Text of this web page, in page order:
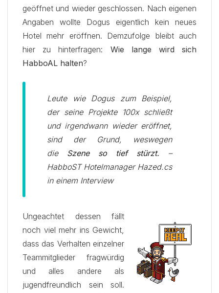
geöffnet und wieder geschlossen. Nach eigenen
Angaben wollte Dogus eigentlich kein neues
Hotel mehr eröffnen. Demzufolge bleibt auch
hier zu hinterfragen: Wie lange wird sich
HabboAL halten?
Leute wie Dogus zum Beispiel,
der seine Projekte 100x schließt
und irgendwann wieder eröffnet,
sind der Grund, weswegen
die Szene so tief stürzt. –
HabboST Hotelmanager Hazed.cs
in einem Interview
Ungeachtet dessen fällt
noch viel mehr ins Gewicht,
dass das Verhalten einzelner
Teammitglieder fragwürdig
und alles andere als
jugendfreundlich sein soll.